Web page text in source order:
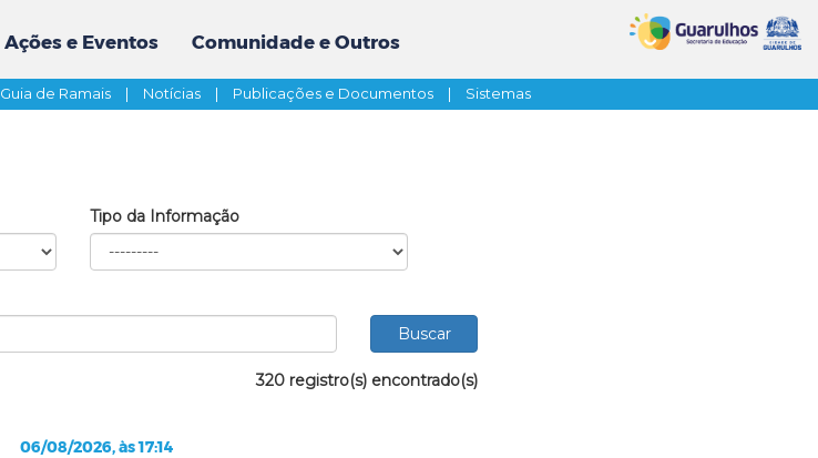
Ações e Eventos Comunidade e Outros
Guia de Ramais | Notícias | Publicações e Documentos | Sistemas
Tipo da Informação
320 registro(s) encontrado(s)
06/08/2026, às 17:14